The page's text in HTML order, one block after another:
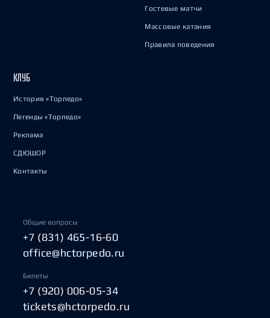
Гостевые матчи
Массовые катания
Правила поведения
КЛУБ
История «Торпедо»
Легенды «Торпедо»
Реклама
СДЮШОР
Контакты
Общие вопросы
+7 (831) 465-16-60
office@hctorpedo.ru
Билеты
+7 (920) 006-05-34
tickets@hctorpedo.ru